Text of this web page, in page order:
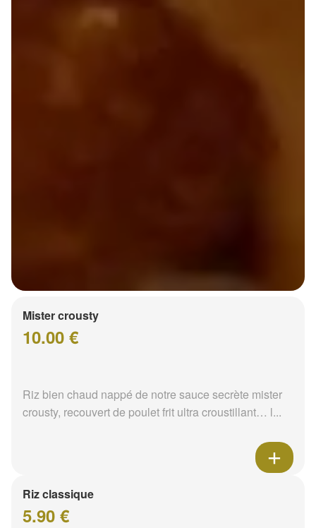
Mister crousty
10.00 €
Riz bien chaud nappé de notre sauce secrète mister
crousty, recouvert de poulet frit ultra croustillant… l...
Riz classique
5.90 €